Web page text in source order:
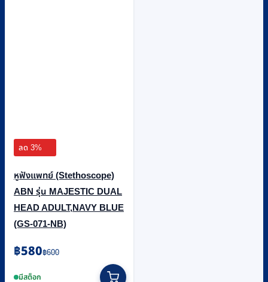
ลด 3%
หูฟังแพทย์ (Stethoscope)
ABN รุ่น MAJESTIC DUAL
HEAD ADULT,NAVY BLUE
(GS-071-NB)
฿600
Original
price
was:
฿580
Current
price
is:มีสต็อก